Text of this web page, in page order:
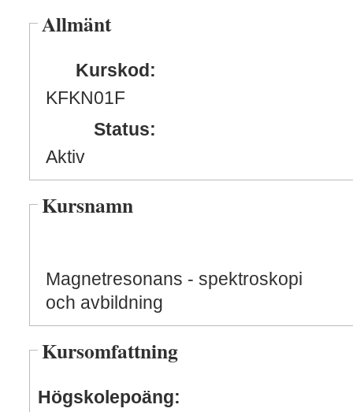
Allmänt
Kurskod:
KFKN01F
Status:
Aktiv
Kursnamn
Magnetresonans - spektroskopi
och avbildning
Kursomfattning
Högskolepoäng: